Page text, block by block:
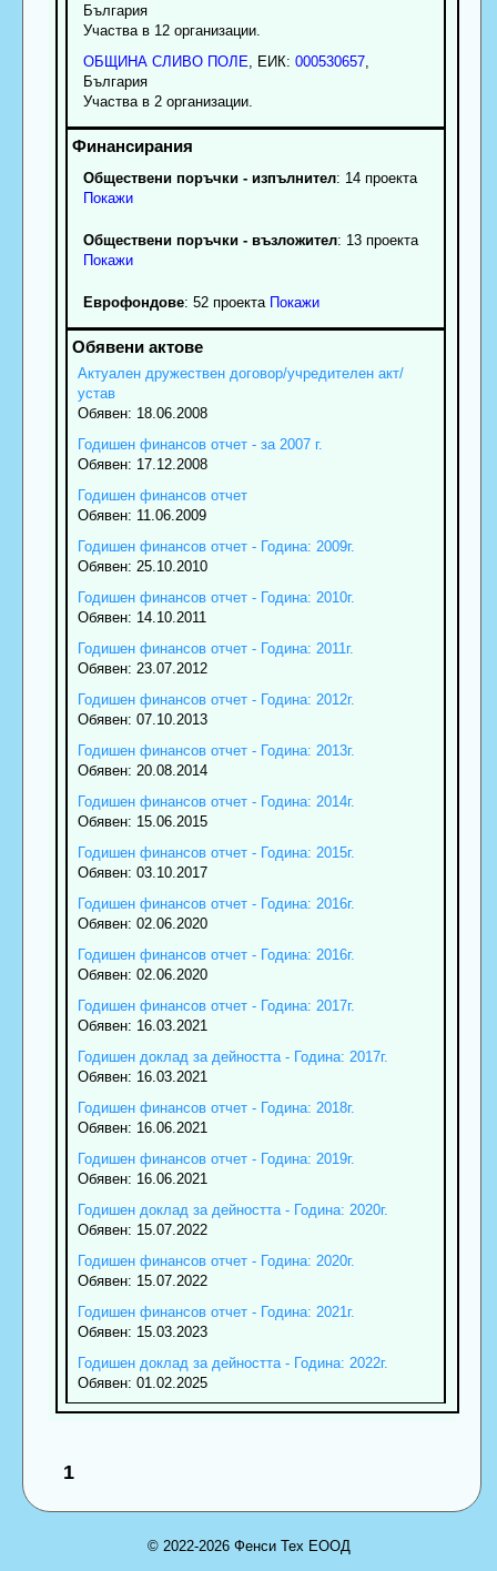
България
Участва в 12 организации.
ОБЩИНА СЛИВО ПОЛЕ , ЕИК: 000530657,
България
Участва в 2 организации.
Обществени поръчки - изпълнител: 14 проекта
Покажи
Обществени поръчки - възложител: 13 проекта
Покажи
Еврофондове: 52 проекта Покажи
Актуален дружествен договор/учредителен акт/
устав
Обявен: 18.06.2008
Годишен финансов отчет - за 2007 г.
Обявен: 17.12.2008
Годишен финансов отчет
Обявен: 11.06.2009
Годишен финансов отчет - Година: 2009г.
Обявен: 25.10.2010
Годишен финансов отчет - Година: 2010г.
Обявен: 14.10.2011
Годишен финансов отчет - Година: 2011г.
Обявен: 23.07.2012
Годишен финансов отчет - Година: 2012г.
Обявен: 07.10.2013
Годишен финансов отчет - Година: 2013г.
Обявен: 20.08.2014
Годишен финансов отчет - Година: 2014г.
Обявен: 15.06.2015
Годишен финансов отчет - Година: 2015г.
Обявен: 03.10.2017
Годишен финансов отчет - Година: 2016г.
Обявен: 02.06.2020
Годишен финансов отчет - Година: 2016г.
Обявен: 02.06.2020
Годишен финансов отчет - Година: 2017г.
Обявен: 16.03.2021
Годишен доклад за дейността - Година: 2017г.
Обявен: 16.03.2021
Годишен финансов отчет - Година: 2018г.
Обявен: 16.06.2021
Годишен финансов отчет - Година: 2019г.
Обявен: 16.06.2021
Годишен доклад за дейността - Година: 2020г.
Обявен: 15.07.2022
Годишен финансов отчет - Година: 2020г.
Обявен: 15.07.2022
Годишен финансов отчет - Година: 2021г.
Обявен: 15.03.2023
Годишен доклад за дейността - Година: 2022г.
Обявен: 01.02.2025
1
© 2022-2026 Фенси Тех ЕООД